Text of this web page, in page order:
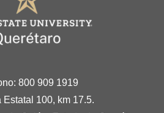
800 909 1919
Estatal 100, km 17.5.